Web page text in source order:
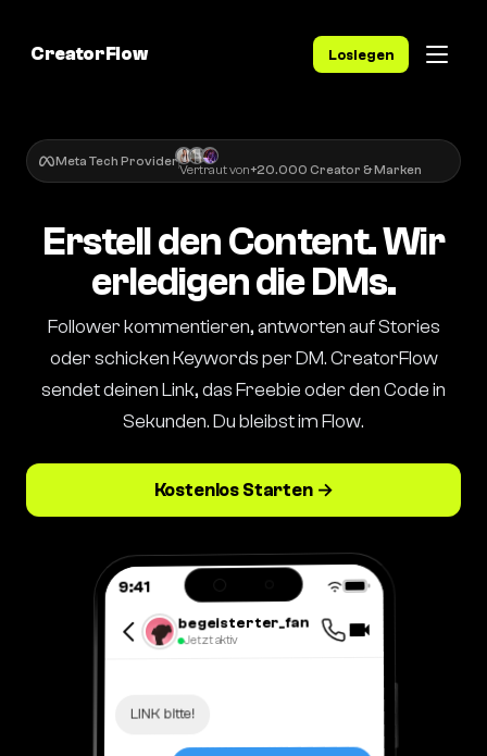
CreatorFlow Loslegen
Meta Tech Provider
Vertraut von+20.000 Creator & Marken
Erstell den Content. Wir
erledigen die DMs.
Follower kommentieren, antworten auf Stories
oder schicken Keywords per DM. CreatorFlow
sendet deinen Link, das Freebie oder den Code in
Sekunden. Du bleibst im Flow.
Kostenlos Starten →
9:41
begeisterter_fan
Jetzt aktiv
LINK bitte!